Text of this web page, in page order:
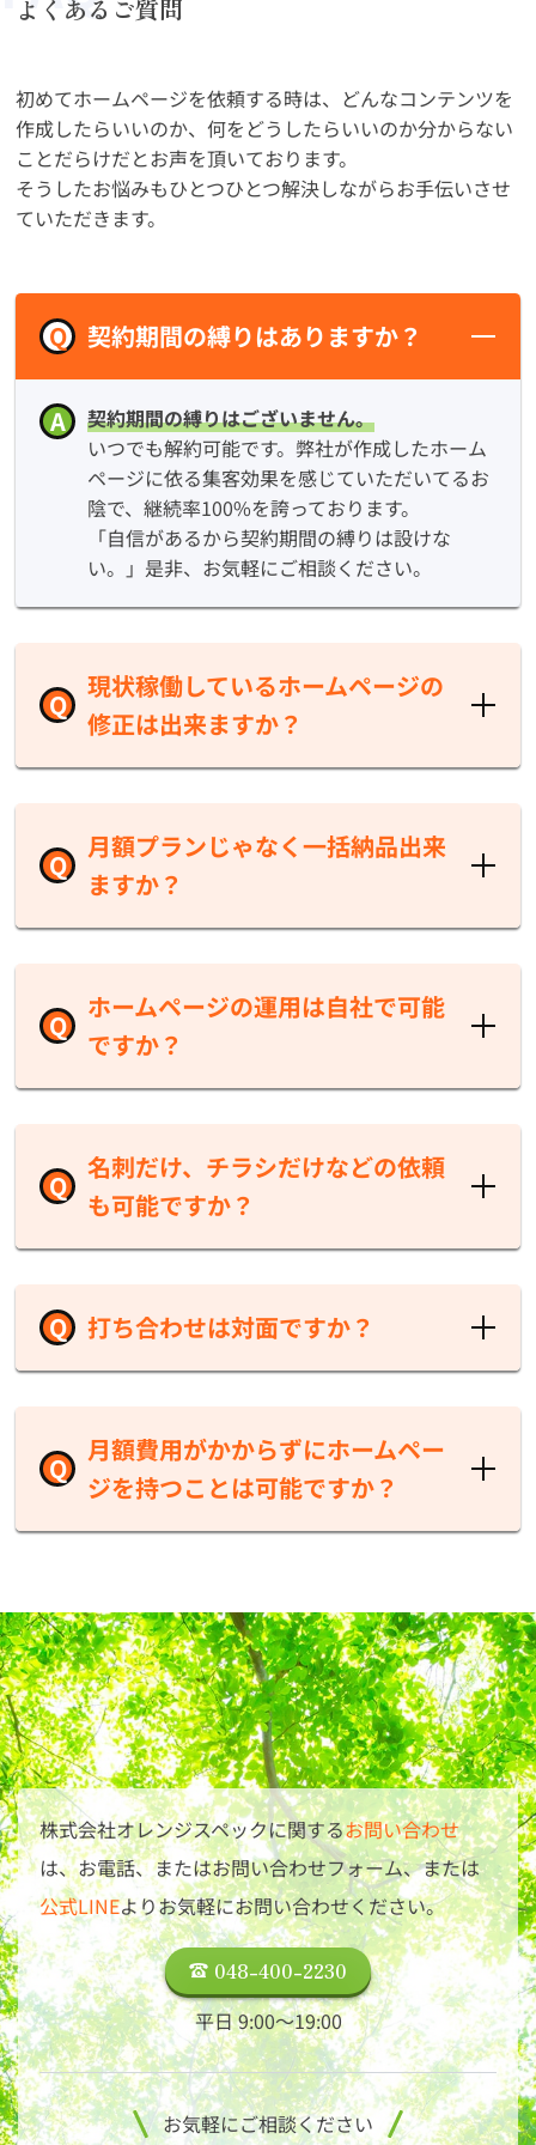
よくあるご質問
初めてホームページを依頼する時は、どんなコンテンツを
作成したらいいのか、何をどうしたらいいのか分からない
ことだらけだとお声を頂いております。
そうしたお悩みもひとつひとつ解決しながらお手伝いさせ
ていただきます。
Q 契約期間の縛りはありますか？
A
契約期間の縛りはございません。
いつでも解約可能です。弊社が作成したホーム
ページに依る集客効果を感じていただいてるお
陰で、継続率100%を誇っております。
「自信があるから契約期間の縛りは設けな
い。」是非、お気軽にご相談ください。
Q
現状稼働しているホームページの
修正は出来ますか？
A
もちろん修正可能です。
他社で制作したホームページでも修正する場合
は、サーバーに接続する為の情報が必要となり
ます。また、ホームページ管理を弊社が請け負
うことも可能です。
Q
月額プランじゃなく一括納品出来
ますか？
A
サイト納品も可能です。
自社でサーバー管理したい。もしくはサイトの
修正担当者が自社にいる。など、自社（もしく
は別の管理会社）
データの納品も可能です。お気軽にご相談くだ
Q
ホームページの運用は自社で可能
ですか？
A
もちろん運用可能です。
サイト運用（「お知らせ」などのブログ機能）
は自社で行えるようにするのがCMS（Contents
Management System）です。「何を書いてい
いのか分からない」などの運用面でもサポート
Q
名刺だけ、チラシだけなどの依頼
も可能ですか？
A
もちろん単発のお仕事も請け負います。
弊社のお客様には名刺だけ依頼していただくお
客様も数多くいらっしゃいます。もちろんポス
ターやパンフレット、中には動画作成だけ依頼
していただくお客様もいらっしゃいます。詳し
くはその他単発のお仕事（料金表）
を御覧くだ
さい。
Q 打ち合わせは対面ですか？
A
対面でもオンラインでも可能です。
関東圏（東京都、神奈川県、埼玉県、千葉県、
群馬県、栃木県、茨城県）でしたらお伺いして
対面でのお打ち合わせが可能です。もちろんオ
ンラインでのお打ち合わせも可能です。関東圏
等（紙データ）をご送付いただきホームページ
に反映していくことも可能です。
Q
月額費用がかからずにホームペー
ジを持つことは可能ですか？
場合でも、必ずどこかのホスティングサービス
会社（ウェブサーバー）と契約する必要があり
ます。フリーブログサービスや、ソーシャルメ
ディアプラットフォームを利用する場合は、こ
の限りではありませんが、様々な制約が存在し
ます。
株式会社オレンジスペックに関するお問い合わせ
は、お電話、またはお問い合わせフォーム、または
公式LINEよりお気軽にお問い合わせください。
048-400-2230
平日 9:00〜19:00
お気軽にご相談ください